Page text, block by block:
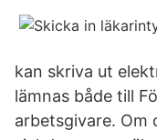
kan skriva ut
lämnas både till
arbetsgivare. Om